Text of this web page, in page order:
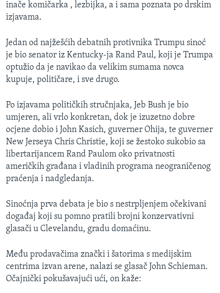
inače komičarka , lezbijka, a i sama poznata po drskim
izjavama.
Jedan od najžešćih debatnih protivnika Trumpu sinoć
je bio senator iz Kentucky-ja Rand Paul, koji je Trumpa
optužio da je navikao da velikim sumama novca
kupuje, političare, i sve drugo.
Po izjavama političkih stručnjaka, Jeb Bush je bio
umjeren, ali vrlo konkretan, dok je izuzetno dobre
ocjene dobio i John Kasich, guverner Ohija, te guverner
New Jerseya Chris Christie, koji se žestoko sukobio sa
libertarijancem Rand Paulom oko privatnosti
američkih građana i vladinih programa neograničenog
praćenja i nadgledanja.
Sinoćnja prva debata je bio s nestrpljenjem očekivani
događaj koji su pomno pratili brojni konzervativni
glasači u Clevelandu, gradu domaćinu.
Među prodavačima znački i šatorima s medijskim
centrima izvan arene, nalazi se glasač John Schieman.
Očajnički pokušavajući ući, on kaže: